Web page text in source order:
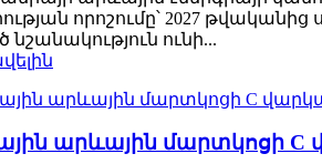
որոշումը՝ 2027
նշանակություն ունի...
արևային մարտկոցի